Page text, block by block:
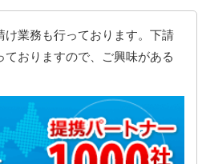
業務も行っております。下請
おりますので、ご興味がある